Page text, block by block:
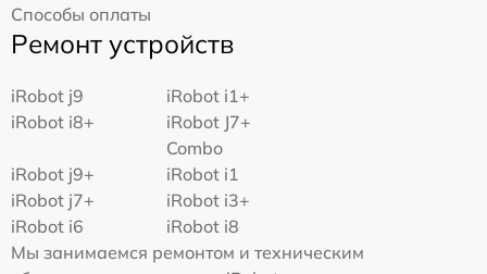
Способы оплаты
Ремонт устройств
iRobot j9
iRobot i1+
iRobot i8+
iRobot J7+
Combo
iRobot j9+
iRobot i1
iRobot j7+
iRobot i3+
iRobot i6
iRobot i8
Мы занимаемся ремонтом и техническим